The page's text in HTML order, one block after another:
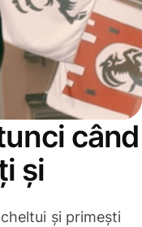
când
și
și primești